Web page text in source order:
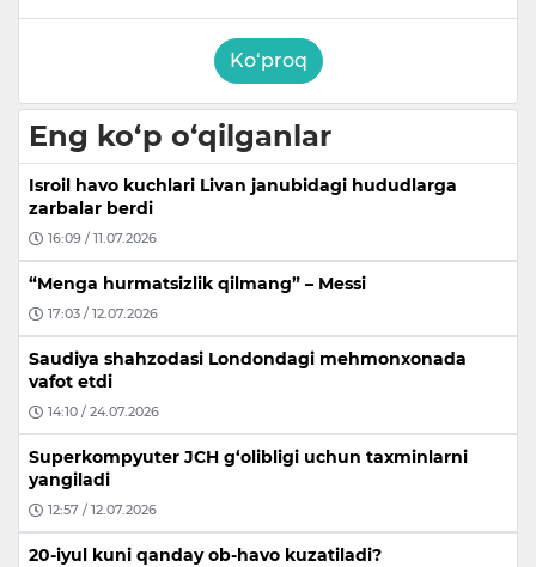
Ko‘proq
Eng ko‘p o‘qilganlar
Isroil havo kuchlari Livan janubidagi hududlarga
zarbalar berdi
16:09 / 11.07.2026
“Menga hurmatsizlik qilmang” – Messi
17:03 / 12.07.2026
Saudiya shahzodasi Londondagi mehmonxonada
vafot etdi
14:10 / 24.07.2026
Superkompyuter JCH g‘olibligi uchun taxminlarni
yangiladi
12:57 / 12.07.2026
20-iyul kuni qanday ob-havo kuzatiladi?